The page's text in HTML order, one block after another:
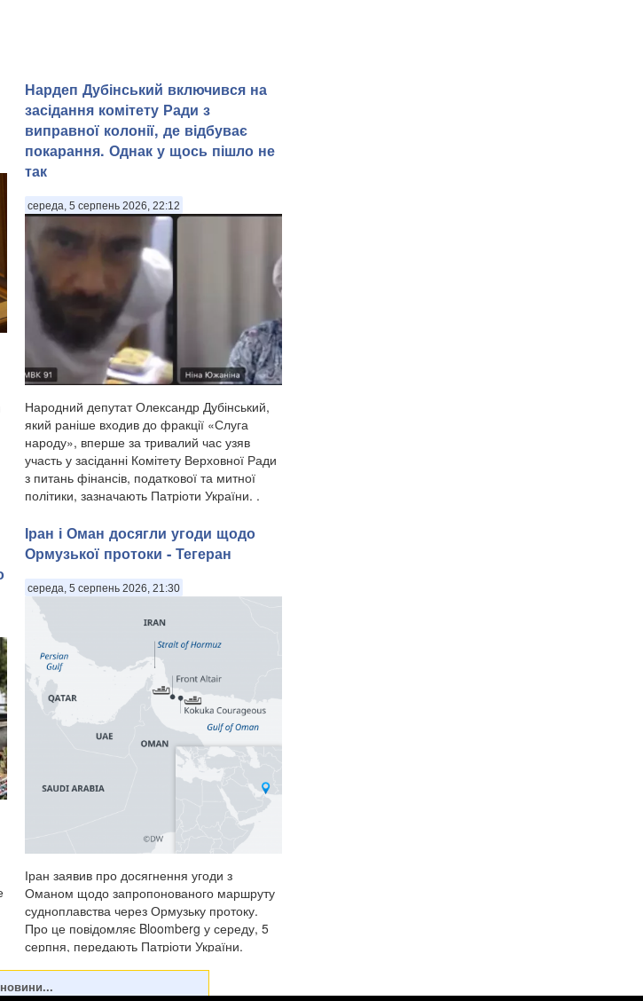
Нардеп Дубінський включився на
засідання комітету Ради з
виправної колонії, де відбуває
покарання. Однак у щось пішло не
так
середа, 5 серпень 2026, 22:12
Народний депутат Олександр Дубінський,
який раніше входив до фракції «Слуга
народу», вперше за тривалий час узяв
участь у засіданні Комітету Верховної Ради
з питань фінансів, податкової та митної
політики, зазначають Патріоти України. .
Іран і Оман досягли угоди щодо
Ормузької протоки - Тегеран
середа, 5 серпень 2026, 21:30
Іран заявив про досягнення угоди з
Оманом щодо запропонованого маршруту
судноплавства через Ормузьку протоку.
Про це повідомляє Bloomberg у середу, 5
серпня, передають Патріоти України.
Ірану Есмаїл Багаї розповів,...